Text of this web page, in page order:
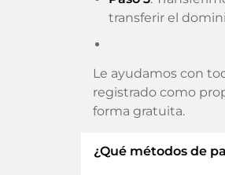
transferir el
Le ayudamos con
registrado como
forma gratuita.
¿Qué métodos de